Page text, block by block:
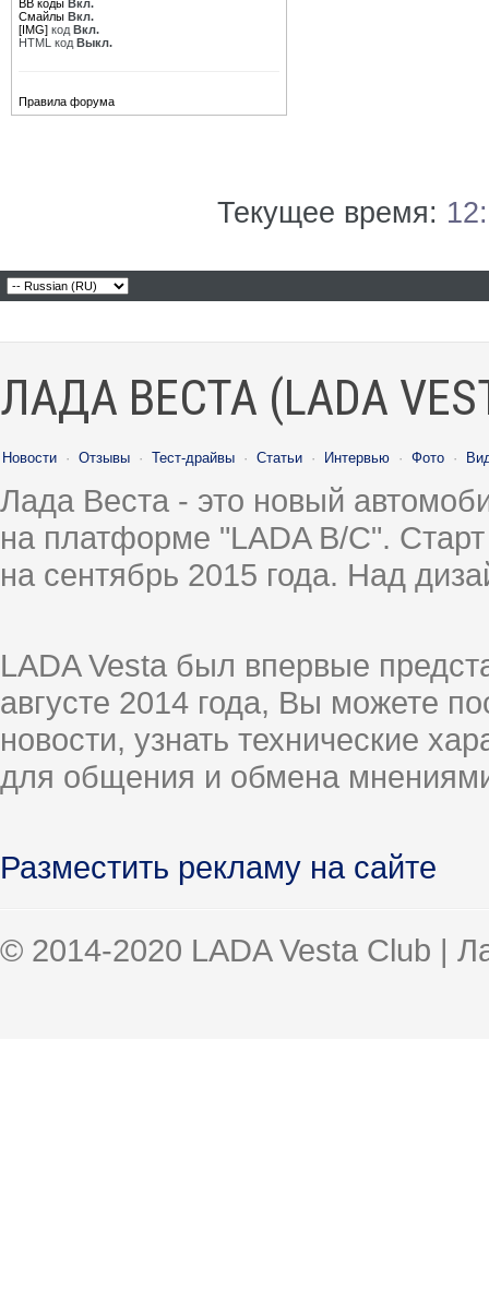
BB коды Вкл.
Смайлы Вкл.
[IMG] код Вкл.
HTML код Выкл.
Правила форума
Текущее время:
ЛАДА ВЕСТА (LADA
Новости · Отзывы · Тест-драйвы · Статьи · Интервью · Фото ·
Лада Веста - это новый
на платформе "LADA B/C".
на сентябрь 2015 года. Над
LADA Vesta был впервые
августе 2014 года, Вы можете
новости, узнать технические
для общения и обмена
Разместить рекламу на сайте
© 2014-2020 LADA Vesta Club |